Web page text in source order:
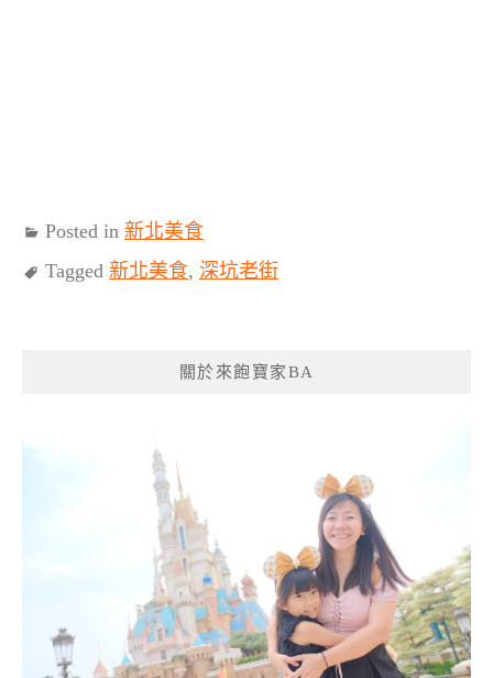
Posted in 新北美食
Tagged 新北美食, 深坑老街
關於來飽寶家BA